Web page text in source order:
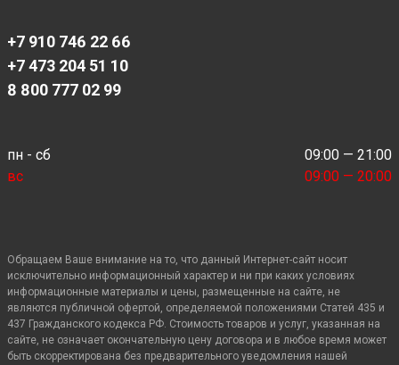
+7 910 746 22 66
+7 473 204 51 10
8 800 777 02 99
пн - сб
09:00 — 21:00
вс
09:00 — 20:00
Обращаем Ваше внимание на то, что данный Интернет-сайт носит
исключительно информационный характер и ни при каких условиях
информационные материалы и цены, размещенные на сайте, не
являются публичной офертой, определяемой положениями Статей 435 и
437 Гражданского кодекса РФ. Стоимость товаров и услуг, указанная на
сайте, не означает окончательную цену договора и в любое время может
быть скорректирована без предварительного уведомления нашей